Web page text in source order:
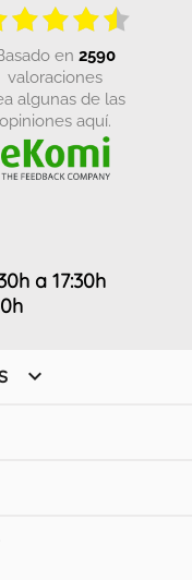
basado en 2590
valoraciones
opiniones aquí.
a 17:30h
